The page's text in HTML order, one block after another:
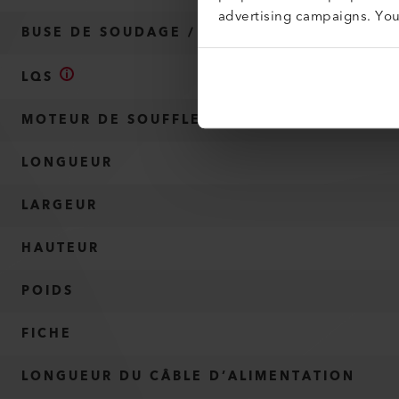
advertising campaigns.
BUSE DE SOUDAGE / LARGEUR DE SOUDURE
LQS
MOTEUR DE SOUFFLERIE SANS BALAIS
LONGUEUR
LARGEUR
HAUTEUR
POIDS
FICHE
LONGUEUR DU CÂBLE D’ALIMENTATION